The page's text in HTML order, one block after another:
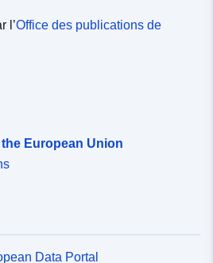
l’Office des publications de
European Union
Data Portal